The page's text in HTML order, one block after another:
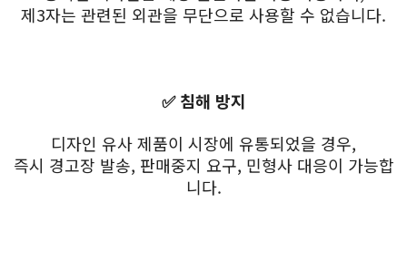
제3자는 관련된 외관을 무단으로 사용할 수 없습니다.
✅ 침해 방지
디자인 유사 제품이 시장에 유통되었을 경우,
즉시 경고장 발송, 판매중지 요구, 민형사 대응이 가능합
니다.